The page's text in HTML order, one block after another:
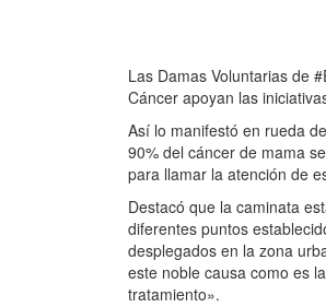
Las Damas Voluntarias de
Cáncer apoyan las
Así lo manifestó en rueda
90% del cáncer de mama
para llamar la atención de
Destacó que la caminata
diferentes puntos
desplegados en la zona
este noble causa como es
tratamiento».